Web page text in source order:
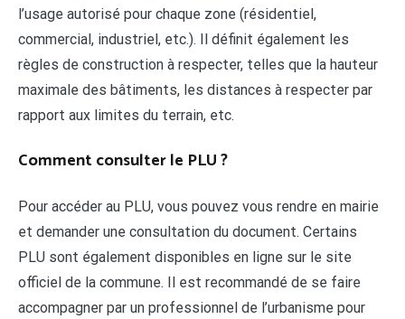
l’usage autorisé pour chaque zone (résidentiel,
commercial, industriel, etc.). Il définit également les
règles de construction à respecter, telles que la hauteur
maximale des bâtiments, les distances à respecter par
rapport aux limites du terrain, etc.
Comment consulter le PLU ?
Pour accéder au PLU, vous pouvez vous rendre en mairie
et demander une consultation du document. Certains
PLU sont également disponibles en ligne sur le site
officiel de la commune. Il est recommandé de se faire
accompagner par un professionnel de l’urbanisme pour